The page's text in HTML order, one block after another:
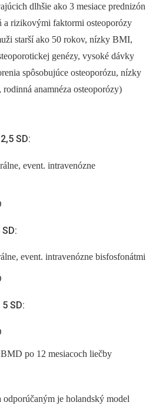
dlhšie ako 3 mesiace prednizón
a rizikovými faktormi osteoporózy
starší ako 50 rokov, nízky BMI,
genézy, vysoké dávky
spôsobujúce osteoporózu, nízky
anamnéza osteoporózy)
SD:
event. intravenózne
event. intravenózne bisfosfonátmi
SD:
po 12 mesiacoch liečby
je holandský model